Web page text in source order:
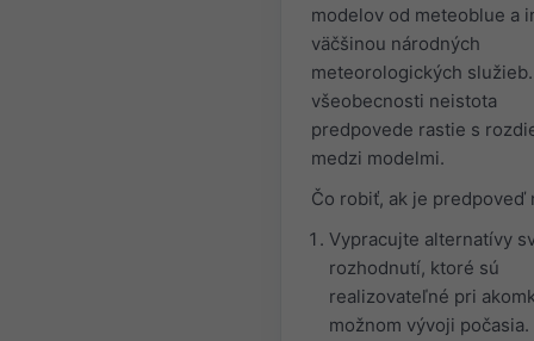
modelov od meteoblue a
väčšinou národných
meteorologických
všeobecnosti neistota
predpovede rastie s
medzi modelmi.
Čo robiť, ak je predpoveď
Vypracujte alternatívy
rozhodnutí, ktoré sú
realizovateľné pri
možnom vývoji počasia.